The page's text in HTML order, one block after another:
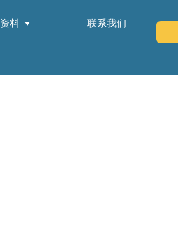
资料
联系我们